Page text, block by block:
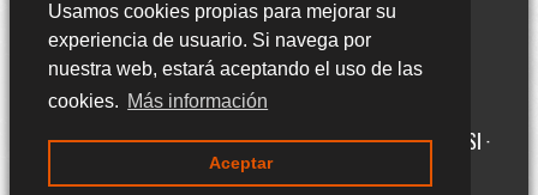
Usamos cookies propias para mejorar su
experiencia de usuario. Si navega por
nuestra web, estará aceptando el uso de las
cookies. Más información
Aceptar
Gigantillas 3, 3ºA - 50015 Zaragoza (Zaragoza) ·Aviso legal LSSI ·
Política de cookies · Política de privacidad